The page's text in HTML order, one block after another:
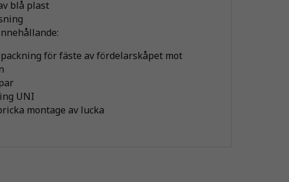
blå plast
för fäste av fördelarskåpet mot
UNI
montage av lucka